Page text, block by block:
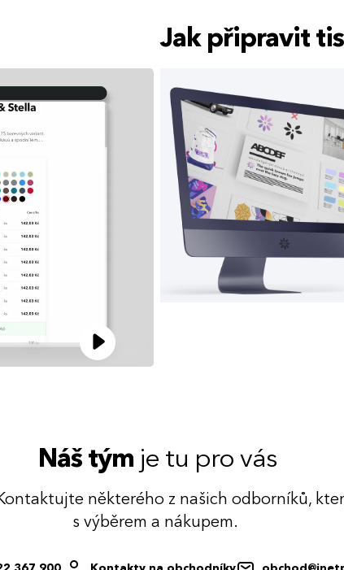
Jak připravit
Náš tým je tu pro vás
některého z našich odborníků,
s výběrem a nákupem.